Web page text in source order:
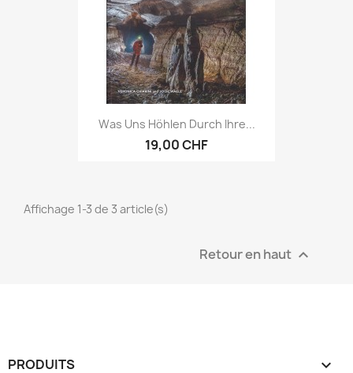
Was Uns Höhlen Durch Ihre...
19,00 CHF
Affichage 1-3 de 3 article(s)
Retour en haut 
PRODUITS 